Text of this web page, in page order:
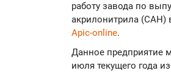
работу завода по
акрилонитрила (САН)
Apic-online.
Данное предприятие
июля текущего года